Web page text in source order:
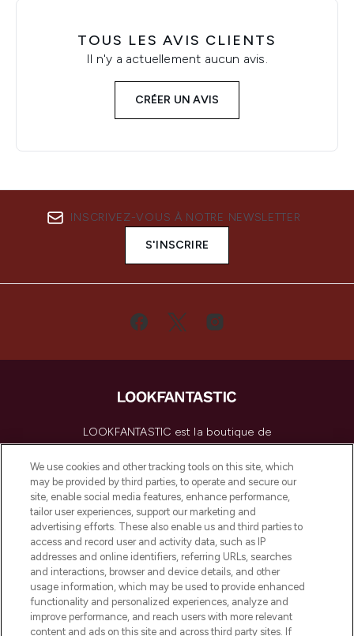
TOUS LES AVIS CLIENTS
Il n'y a actuellement aucun avis.
CRÉER UN AVIS
INSCRIVEZ-VOUS À NOTRE NEWSLETTER
S'INSCRIRE
LOOKFANTASTIC est la boutique de
beauté incontournable en Europe,
proposant les meilleurs produits de soins
de la peau, des cheveux et de maquillage
de plus de 200 marques prestigieuses.
Faites vos achats en ligne ou via
l’application, avec la livraison offerte dès
55€ d'achat.
Consentement aux cookies
Do Not Sell or Share My Personal
Information
We use cookies and other tracking tools on this site, which
may be provided by third parties, to operate and secure our
site, enable social media features, enhance performance,
tailor user experiences, support our marketing and
advertising efforts. These also enable us and third parties to
access and record user and activity data, such as IP
addresses and online identifiers, referring URLs, searches
and interactions, browser and device details, and other
usage information, which may be used to provide enhanced
functionality and personalized experiences, analyze and
improve performance, and reach users with more relevant
content and ads on this site and across third party sites. If